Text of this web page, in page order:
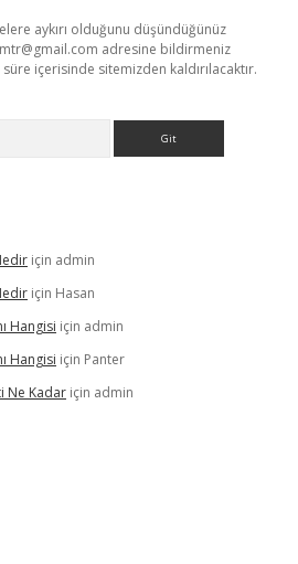
aykırı olduğunu düşündüğünüz
adresine bildirmeniz
içerisinde sitemizden kaldırılacaktır.
için admin
için Hasan
Hangisi için admin
Hangisi için Panter
Ne Kadar için admin